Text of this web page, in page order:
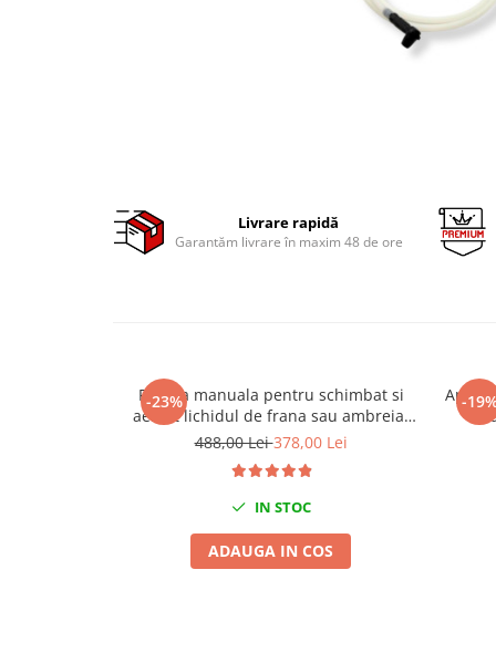
Aparate taiere cu plasma
Pompe si Cilindri Hidraulici
Redresoare,Roboti Pornire,Cabluri
Livrare rapidă
Garantăm livrare în maxim 48 de ore
-23%
Pompa manuala pentru schimbat si
aerisit lichidul de frana sau ambreiaj
3L
488,00 Lei378,00 Lei
IN STOC
ADAUGA IN COS
-